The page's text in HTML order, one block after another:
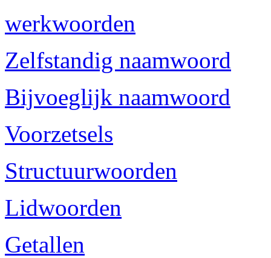
werkwoorden
Zelfstandig naamwoord
Bijvoeglijk naamwoord
Voorzetsels
Structuurwoorden
Lidwoorden
Getallen